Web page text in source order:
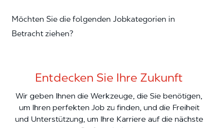
Möchten Sie die folgenden Jobkategorien in
Betracht ziehen?
Entdecken Sie Ihre Zukunft
Wir geben Ihnen die Werkzeuge, die Sie benötigen,
um Ihren perfekten Job zu finden, und die Freiheit
und Unterstützung, um Ihre Karriere auf die nächste